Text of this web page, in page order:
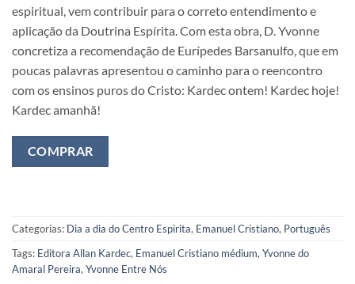
espiritual, vem contribuir para o correto entendimento e
aplicação da Doutrina Espírita. Com esta obra, D. Yvonne
concretiza a recomendação de Eurípedes Barsanulfo, que em
poucas palavras apresentou o caminho para o reencontro
com os ensinos puros do Cristo: Kardec ontem! Kardec hoje!
Kardec amanhã!
COMPRAR
Categorias: Dia a dia do Centro Espirita, Emanuel Cristiano, Português
Tags: Editora Allan Kardec, Emanuel Cristiano médium, Yvonne do
Amaral Pereira, Yvonne Entre Nós